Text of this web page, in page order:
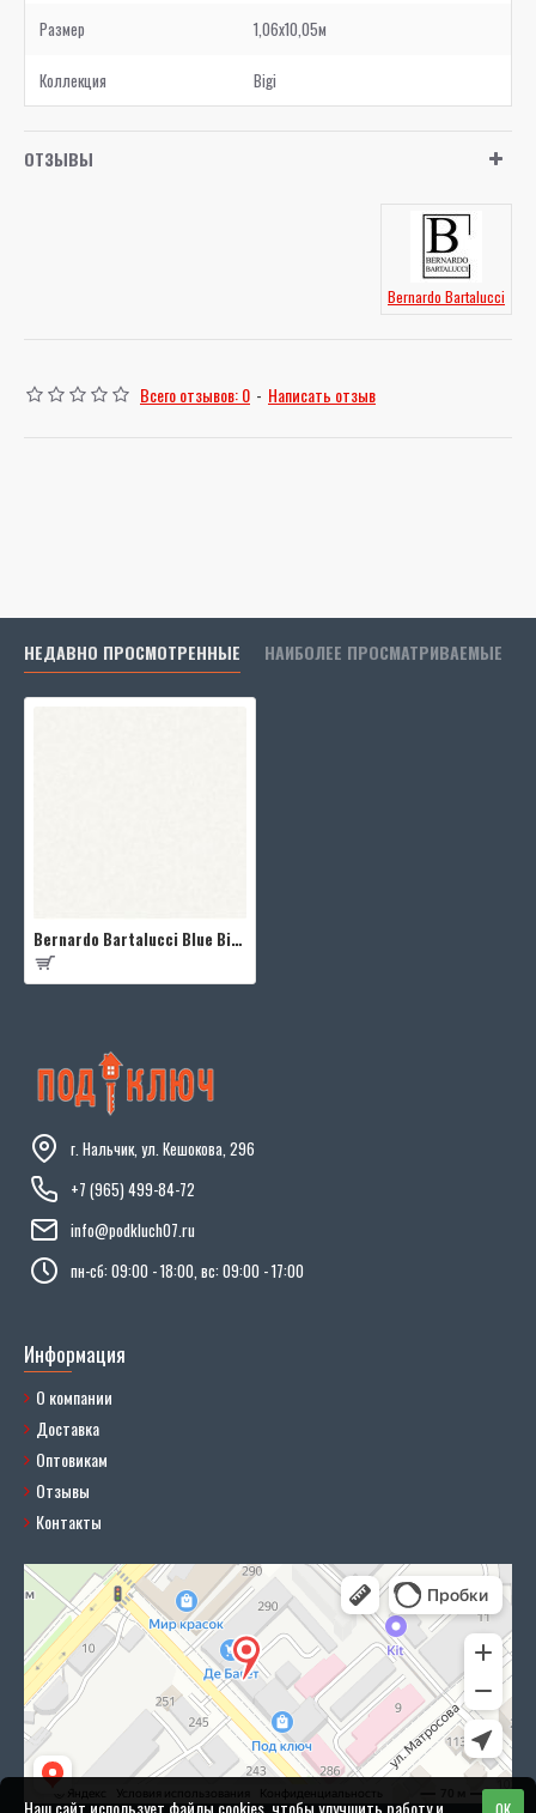
Размер 1,06x10,05м
Коллекция Bigi
ОТЗЫВЫ
Bernardo Bartalucci
Всего отзывов: 0 - Написать отзыв
НЕДАВНО ПРОСМОТРЕННЫЕ НАИБОЛЕЕ ПРОСМАТРИВАЕМЫЕ
Bernardo Bartalucci Blue Bigi 5067-2
г. Нальчик, ул. Кешокова, 296
+7 (965) 499-84-72
info@podkluch07.ru
пн-сб: 09:00 - 18:00, вс: 09:00 - 17:00
Информация
О компании
Доставка
Оптовикам
Отзывы
Контакты
Наш сайт использует файлы cookies, чтобы улучшить работу и